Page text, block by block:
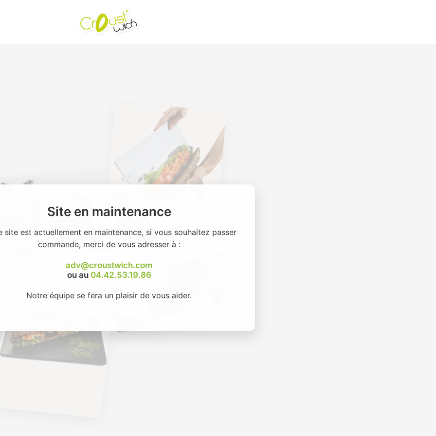
Site en maintenance
site est actuellement en maintenance, si vous souhaitez passer
commande, merci de vous adresser à :
adv@croustwich.com
ou au 04.42.53.19.86
Notre équipe se fera un plaisir de vous aider.